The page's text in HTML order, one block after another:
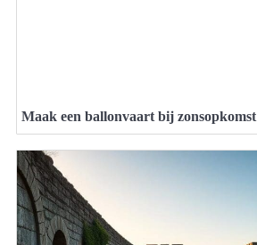
Maak een ballonvaart bij zonsopkomst